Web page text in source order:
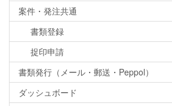
案件・発注共通
書類登録
捉印申請
書類発行（メール・郵送・Peppol）
ダッシュボード